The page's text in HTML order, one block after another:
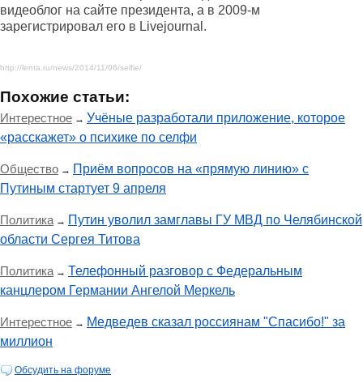
видеоблог на сайте президента, а в 2009-м
зарегистрировал его в Livejournal.
http://lenta.ru/news/2014/11/06/selfie/
Похожие статьи:
Интерестное → Учёные разработали приложение, которое
«расскажет» о психике по селфи
Общество → Приём вопросов на «прямую линию» с
Путиным стартует 9 апреля
Политика→ Путин уволил замглавы ГУ МВД по Челябинской
области Сергея Титова
Политика→ Телефонный разговор с Федеральным
канцлером Германии Ангелой Меркель
Интерестное → Медведев сказал россиянам "Спасибо!" за
миллион
Обсудить на форуме